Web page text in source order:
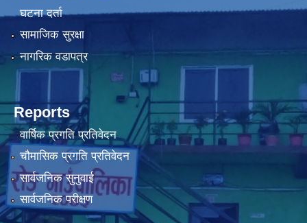
घटना दर्ता
सामाजिक सुरक्षा
नागरिक वडापत्र
Reports
वार्षिक प्रगति प्रतिवेदन
चौमासिक प्रगति प्रतिवेदन
सार्वजनिक सुनुवाई
सार्वजनिक परीक्षण